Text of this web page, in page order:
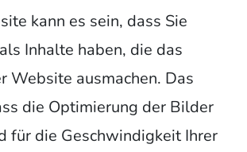
kann es sein, dass Sie
Inhalte haben, die das
Website ausmachen. Das
die Optimierung der Bilder
für die Geschwindigkeit Ihrer